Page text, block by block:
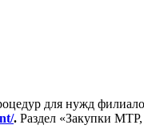
для нужд
. Раздел «Закупки МТР,